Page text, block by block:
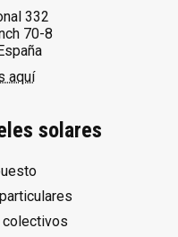
332
70-8
aquí
solares
colectivos